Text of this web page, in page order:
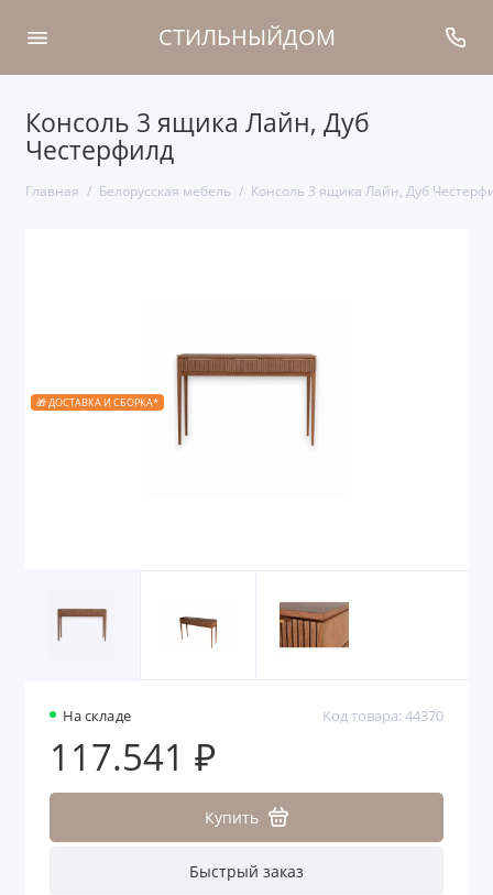
СТИЛЬНЫЙДОМ
Консоль 3 ящика Лайн, Дуб
Честерфилд
Главная Белорусская мебель Консоль 3 ящика Лайн, Дуб
🎁 ДОСТАВКА И СБОРКА*
На складе Код товара: 44370
117.541 ₽
Купить
Быстрый заказ